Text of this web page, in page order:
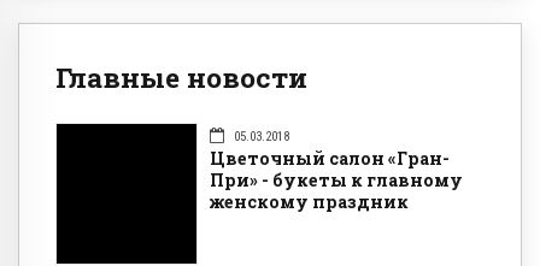
Главные новости
05.03.2018
Цветочный салон «Гран-
При» - букеты к главному
женскому праздник